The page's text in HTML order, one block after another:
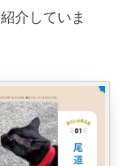
介していま